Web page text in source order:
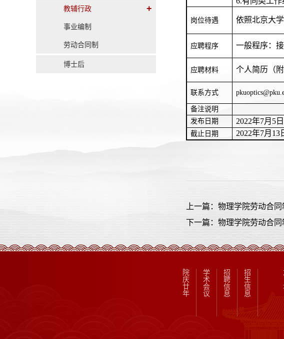
教辅行政 +
事业编制
劳动合同制
博士后
岗位待遇 依照北京大
应聘程序 一般程序：
应聘材料 个人简历（
联系方式
备注说明
发布日期
2022年7月 5 日
截止日期 2022年7月 13
上一篇：物理学院劳动合
下一篇：物理学院劳动合
院
庆
廿
年
学
术
会
议
招
聘
信
息
招
生
信
息